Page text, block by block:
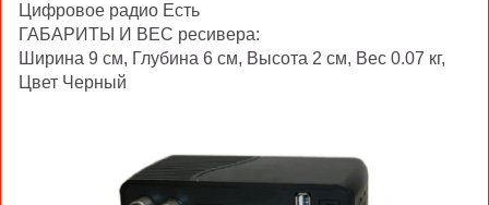
Цифровое радио Есть
ГАБАРИТЫ И ВЕС ресивера:
Ширина 9 см, Глубина 6 см, Высота 2 см, Вес 0.07 кг,
Цвет Черный